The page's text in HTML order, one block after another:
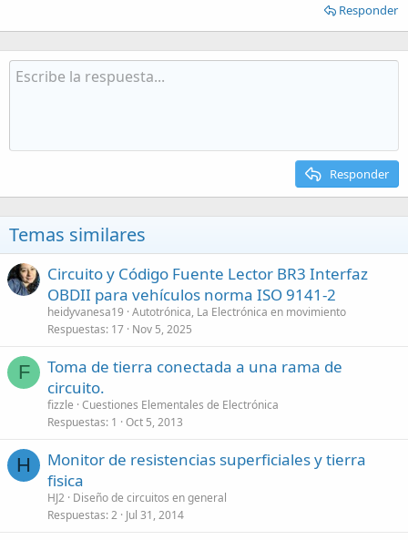
Responder
Responder
Temas similares
Circuito y Código Fuente Lector BR3 Interfaz
OBDII para vehículos norma ISO 9141-2
heidyvanesa19 Autotrónica, La Electrónica en movimiento
Respuestas 17 Nov 5, 2025
F
Toma de tierra conectada a una rama de
circuito.
fizzle Cuestiones Elementales de Electrónica
Respuestas 1 Oct 5, 2013
H
Monitor de resistencias superficiales y tierra
fisica
HJ2 Diseño de circuitos en general
Respuestas 2 Jul 31, 2014